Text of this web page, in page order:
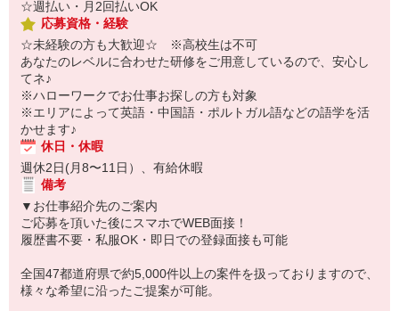
☆週払い・月2回払いOK
応募資格・経験
☆未経験の方も大歓迎☆ ※高校生は不可
あなたのレベルに合わせた研修をご用意しているので、安心し
てネ♪
※ハローワークでお仕事お探しの方も対象
※エリアによって英語・中国語・ポルトガル語などの語学を活
かせます♪
休日・休暇
週休2日(月8〜11日）、有給休暇
備考
▼お仕事紹介先のご案内
ご応募を頂いた後にスマホでWEB面接！
履歴書不要・私服OK・即日での登録面接も可能
全国47都道府県で約5,000件以上の案件を扱っておりますので、
様々な希望に沿ったご提案が可能。